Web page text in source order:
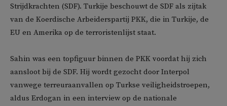
Strijdkrachten (SDF). Turkije beschouwt de SDF als zijtak
van de Koerdische Arbeiderspartij PKK, die in Turkije, de
EU en Amerika op de terroristenlijst staat.
Sahin was een topfiguur binnen de PKK voordat hij zich
aansloot bij de SDF. Hij wordt gezocht door Interpol
vanwege terreuraanvallen op Turkse veiligheidstroepen,
aldus Erdogan in een interview op de nationale